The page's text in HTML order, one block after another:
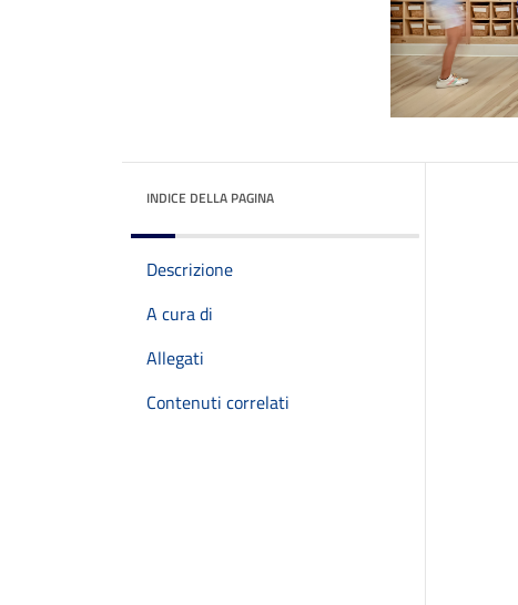
INDICE DELLA PAGINA
Descrizione
A cura di
Allegati
Contenuti correlati